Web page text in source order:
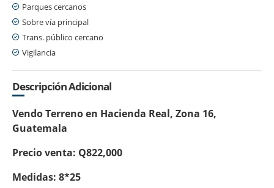
Parques cercanos
Sobre vía principal
Trans. público cercano
Vigilancia
Descripción Adicional
Vendo Terreno en Hacienda Real, Zona 16,
Guatemala
Precio venta: Q822,000
Medidas: 8*25